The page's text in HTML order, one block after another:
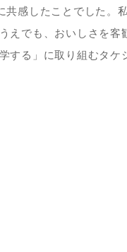
感したことでした。
えでも、おいしさを客
する」に取り組むタケ